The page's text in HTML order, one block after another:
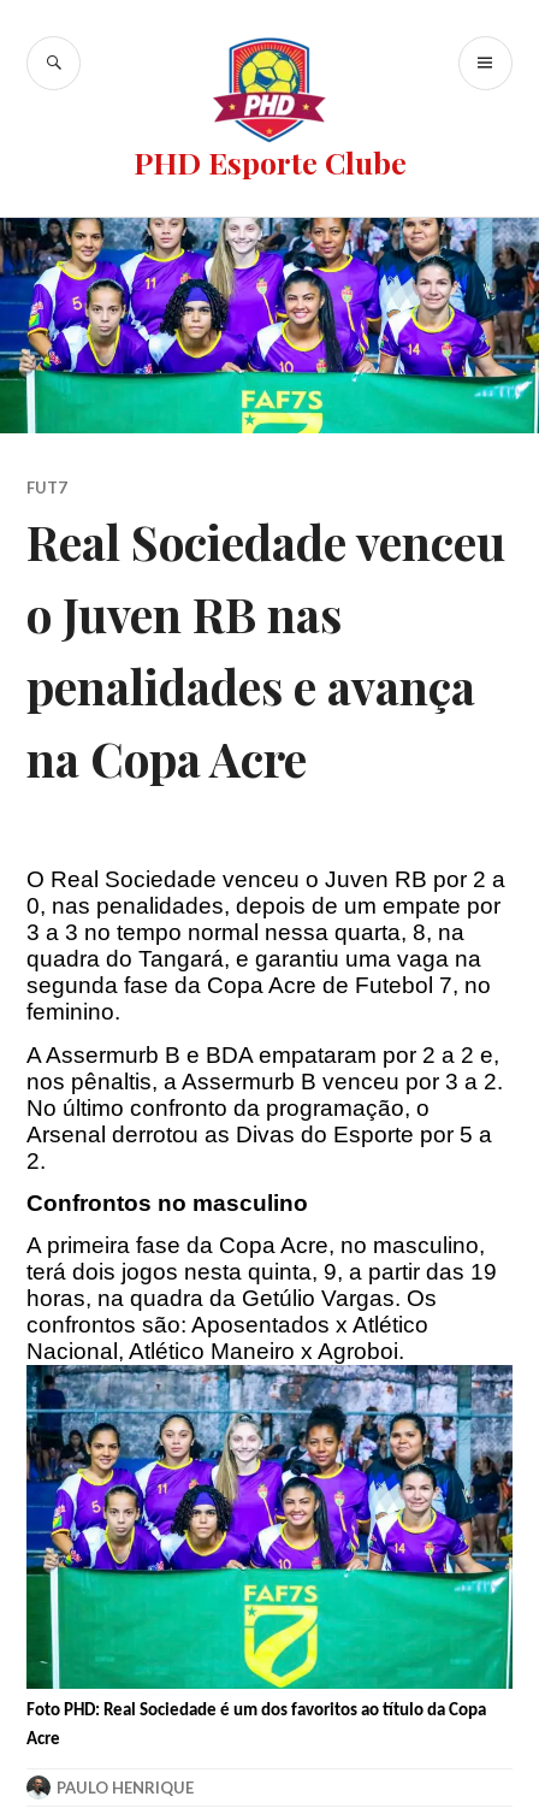
PHD Esporte Clube
FUT7
Real Sociedade venceu
o Juven RB nas
penalidades e avança
na Copa Acre
O Real Sociedade venceu o Juven RB por 2 a
0, nas penalidades, depois de um empate por
3 a 3 no tempo normal nessa quarta, 8, na
quadra do Tangará, e garantiu uma vaga na
segunda fase da Copa Acre de Futebol 7, no
feminino.
A Assermurb B e BDA empataram por 2 a 2 e,
nos pênaltis, a Assermurb B venceu por 3 a 2.
No último confronto da programação, o
Arsenal derrotou as Divas do Esporte por 5 a
2.
Confrontos no masculino
A primeira fase da Copa Acre, no masculino,
terá dois jogos nesta quinta, 9, a partir das 19
horas, na quadra da Getúlio Vargas. Os
confrontos são: Aposentados x Atlético
Nacional, Atlético Maneiro x Agroboi.
Foto PHD: Real Sociedade é um dos favoritos ao título da Copa
Acre
PAULO HENRIQUE